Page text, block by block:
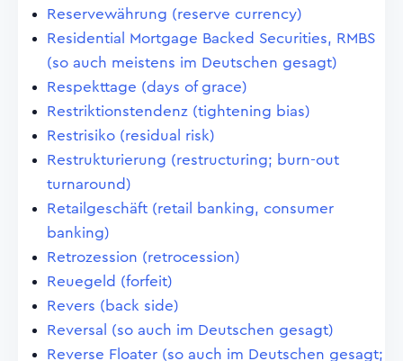
Reservewährung (reserve currency)
Residential Mortgage Backed Securities, RMBS
(so auch meistens im Deutschen gesagt)
Respekttage (days of grace)
Restriktionstendenz (tightening bias)
Restrisiko (residual risk)
Restrukturierung (restructuring; burn-out
turnaround)
Retailgeschäft (retail banking, consumer
banking)
Retrozession (retrocession)
Reuegeld (forfeit)
Revers (back side)
Reversal (so auch im Deutschen gesagt)
Reverse Floater (so auch im Deutschen gesagt;